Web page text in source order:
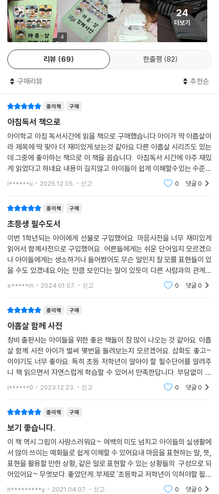
『아홉 살 함께 사전』은 다양한 인간관계 속에서 자주 쓰이는 표현과 그 표
현이 활용되는 구체적인 상황을 함께 소개한다. ‘부탁하다’라는 표현은 원
피스 뒷면에 달린 단추를 언니에게 채워 달라고 말하는 상황, 신발을 고쳐
신는 동안 친구에게 신발주머니를 들어 달라고 이야기하는 상황, 구구단을
외우면서 혹시 틀리는 부분이 있는지 누나에게 봐 달라고 말하는 상황 등
구에게 말을 건네는 상황, 친구에게 나쁜 말을 했던 일을 잘못했다고 하는
께 제시되기도 한다. 『아홉 살 함께 사전』을 통해 독자는 책에서 다룬 표현
과 비슷한 상황을 접했을 때 알맞은 표현으로 좀 더 자신감 있고 자연스럽
게 다른 사람과 소통할 수 있을 것이다. 적극적인 소통은 올바른 상황 인지
와 다른 사람과의 관계를 더욱 돈독히 하는 데도 도움이 된다. 친구나 가족
이 자신에게 실수를 했을 때 ‘약점이나 잘못을 덮어 주다’라는 뜻의 ‘감싸
다’라는 표현을 써서 너그럽게 대하고, 슬퍼하는 사람과 마주쳤을 때는 ‘따
뜻한 말과 행동으로 슬픔을 달래다’라는 뜻을 가진 ‘위로하다’라는 표현을
풍성하게 할 것이다.
재치 있는 문장과 따스한 그림의 만남
시인 박성우와 화가 김효은이 다시 뭉쳤다!
『아홉 살 마음 사전』에서 아름다운 협업을 보여 준 시인 박성우와 화가 김
효은이 다시 한번 뭉쳤다. 간결하고 유머러스한 글로 아이들의 마음을 잘
면서 겪을 법한 다양한 상황을 생생한 문체로 그려 낸다. 시인은 80개의 다
채로운 표현을 통해 다른 사람과 ‘함께’ 살아가는 법을 배우는 길로 어린 독
자들을 안내한다. 김효은 작가는 어린이들이 만나는 여러 사람들과 세상
풍경을 따뜻하고 섬세한 그림으로 펼쳐 보인다. 어린이 독자들이 자신의
이야기라고 느낄 만큼 실감 나는 문장과 사실적인 그림은 다른 사람과 관
계 맺기를 주저하던 어린이들이 두려움을 떨쳐 내는 데 큰 도움이 될 것이
4
24
더보기
리뷰 69 한줄평 82
구매리뷰 추천순
종이책 구매
아침독서 책으로
아이학교 아침 독서시간에 읽을 책으로 구매했습니다 아이가 딱 아홉살이
라 제목에 딱 맞아 더 재미있게 보는것 같아요 다른 아홉살 시리즈도 있는
데 그중에 좋아하는 책으로 이 책을 꼽습니다. 아침독서 시간에 아주 재밌
게 읽었다고 하네요 내용이 길지않고 아이들이 쉽게 이해할수있는 수준입
니다
l******u 2025.12.05. 신고 0 댓글0
종이책 구매
초등생 필수도서
이번 1학년되는 아이에게 선물로 구입했어요. 마음사전을 너무 재미있게
읽어서 함께사전으로 구입했어요. 어른들에게는 쉬운 단어일지 모르겠으
나 아이들에게는 생소하거나 들어봤어도 무슨 말인지 잘 모를 표현들이 있
을 수도 있겠네요.아는 만큼 보인다는 말이 있듯이 다른 사람과의 관계에
서 활용되는 단어들을 많이 배운다면 학교생활에 더 도움이 되지 않을까
e*****m 2024.01.07. 신고 0 댓글0
종이책 구매
아홉살 함께 사전
창비 출판사는 아이들을 위한 좋은 책들이 참 많이 나오는 것 같아요. 아홉
살 함께 사전 아이가 벌써 몇번을 돌려보는지 모르겠어요. 삽화도 좋고~
이야기도 너무 좋아요. 특히 초등 저학년이 알아야 할 필수단어를 알려주
니 책 읽으면서 자연스럽게 학습할 수 있어서 만족한답니다. 부담없이 읽
기에도 좋고 꼭 9살 아니더러ㅏ도 미취학 아동도 읽기 좋은 책이랍니다.
l******0 2023.12.23. 신고 0 댓글0
종이책 구매
보기 좋습니다.
이 책 역시 그림이 사랑스러워요~ 여백의 미도 넘치고 아이들의 실생활에
서 많이 쓰이는 예화들로 쉽게 이해할 수 있어요내 마음을 표현하는 말, 뜻,
표현을 활용할 만한 상황, 같은 말로 표현할 수 있는 상황들의 구성으로 되
어있어요~ 무엇보다..좋았던게..부제로 '초등학교 저학년이 익혀야할 필수
단어 80개', '초등교과서 필수단어 80' 이라는 등의 표현이 없어서 좋았어
h*********y 2021.04.07. 신고 0 댓글0